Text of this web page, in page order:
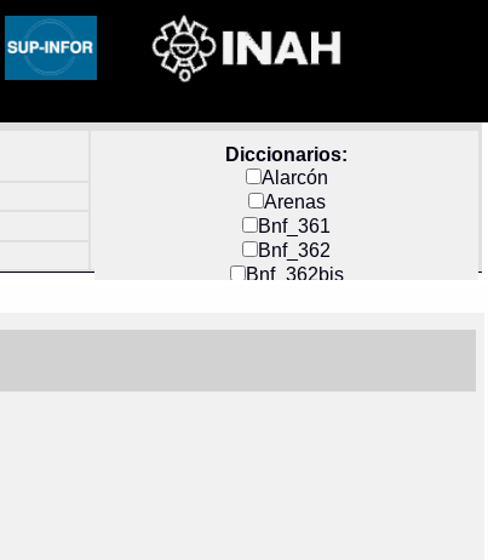
Diccionarios:
Alarcón
Arenas
Bnf_361
Bnf_362
Bnf_362bis
Docs_México